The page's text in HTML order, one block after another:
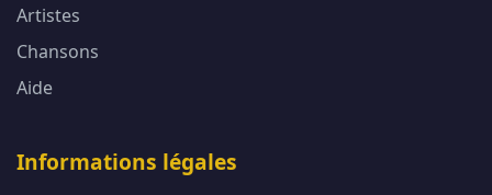
Artistes
Chansons
Aide
Informations légales